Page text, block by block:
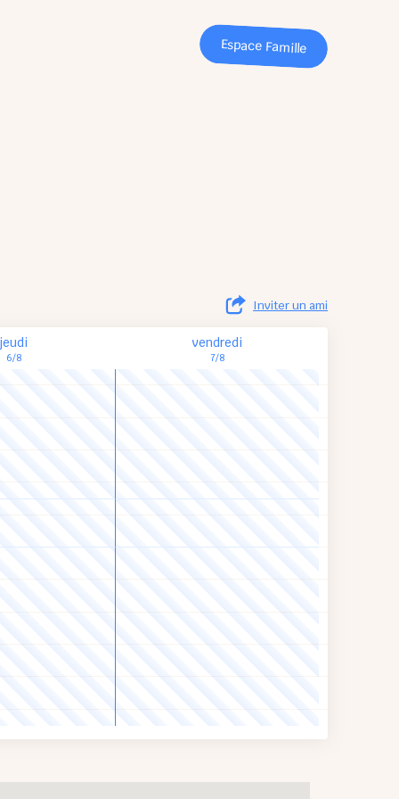
Espace Famille
Inviter un ami
jeudi
6/8
vendredi
7/8